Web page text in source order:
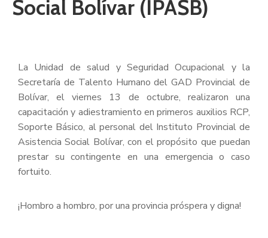
Social Bolívar (IPASB)
La Unidad de salud y Seguridad Ocupacional y la
Secretaría de Talento Humano del GAD Provincial de
Bolívar, el viernes 13 de octubre, realizaron una
capacitación y adiestramiento en primeros auxilios RCP,
Soporte Básico, al personal del Instituto Provincial de
Asistencia Social Bolívar, con el propósito que puedan
prestar su contingente en una emergencia o caso
fortuito.
¡Hombro a hombro, por una provincia próspera y digna!